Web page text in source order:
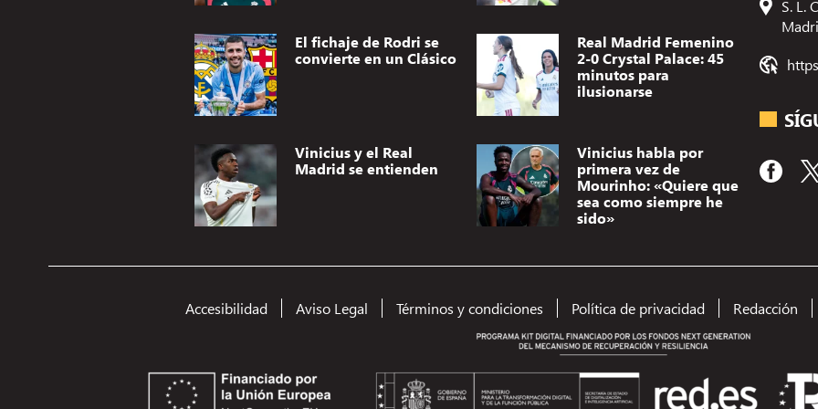
Utilizamos
(no)
como el
El fichaje de Rodri se
convierte en un Clásico
Real Madrid Femenino
2-0 Crystal Palace: 45
minutos para
ilusionarse
Vinicius y el Real
Madrid se entienden
Vinicius habla por
primera vez de
Mourinho: «Quiere que
sea como siempre he
sido»
S. L.
Accesibilidad Aviso Legal Términos y condiciones Política de privacidad Redacción